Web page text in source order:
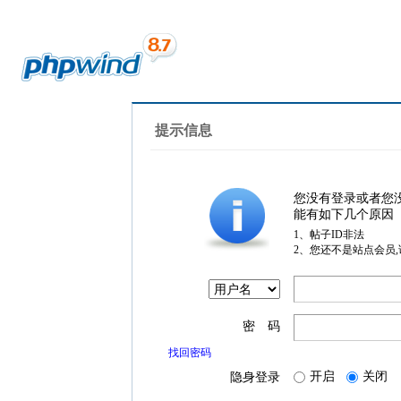
提示信息
您没有登录或者您
能有如下几个原因
1、帖子ID非法
2、您还不是站点会员
密 码
找回密码
隐身登录 开启 关闭